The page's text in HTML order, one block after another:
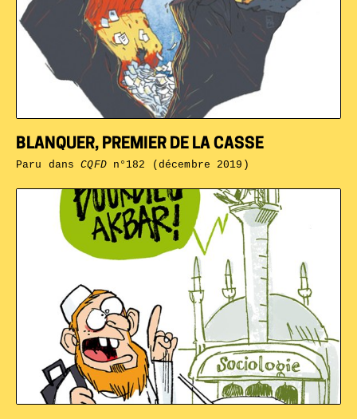
BLANQUER, PREMIER DE LA CASSE
Paru dansCQFDn°182 (décembre 2019)